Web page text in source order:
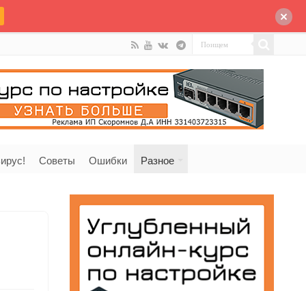
Советы Ошибки Разное